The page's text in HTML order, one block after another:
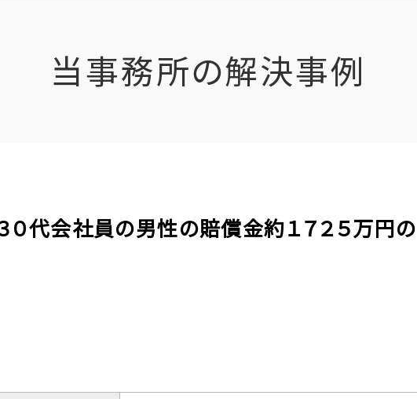
当事務所の解決事例
０代会社員の男性の賠償金約１７２５万円の